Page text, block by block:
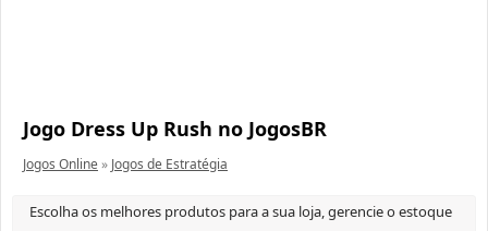
Jogo Dress Up Rush no JogosBR
Jogos Online» Jogos de Estratégia
Escolha os melhores produtos para a sua loja, gerencie o estoque